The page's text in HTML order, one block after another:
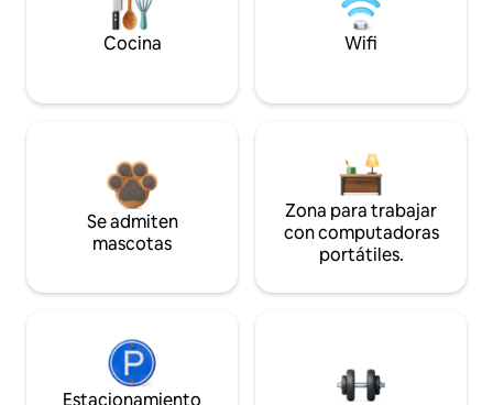
Cocina Wifi
Se admiten
mascotas
Zona para trabajar
con computadoras
portátiles.
Estacionamiento